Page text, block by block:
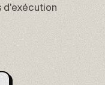
d'exécution